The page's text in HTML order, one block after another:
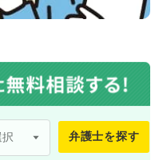
弁護士を探す